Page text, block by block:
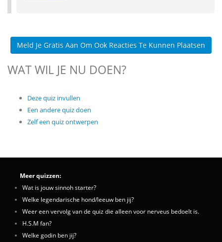
Meld Je Gratis Aan Om Ook Reacties Te Kunnen Plaatsen
WAT WIL JE NU DOEN?
Deze quiz invullen
Een andere quiz doen
Zelf een quiz ontwerpen
Meer quizzen:
Wat is jouw sinnoh starter?
Welke legendarische hond/leeuw ben jij?
Weer een vervolg van de quiz die alleen voor nerveus bedoelt is.
H.S.M fan?
Welke godin ben jij?